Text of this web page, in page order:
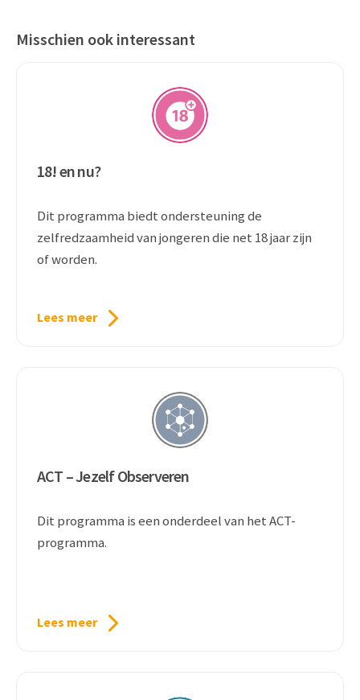
Misschien ook interessant
18! en nu?
Dit programma biedt ondersteuning de
zelfredzaamheid van jongeren die net 18 jaar zijn
of worden.
Lees meer
ACT – Jezelf Observeren
Dit programma is een onderdeel van het ACT-
programma.
Lees meer